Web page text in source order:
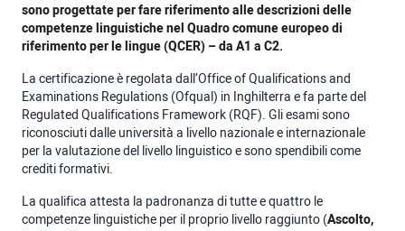
sono progettate per fare riferimento alle descrizioni delle
competenze linguistiche nel Quadro comune europeo di
riferimento per le lingue (QCER) – da A1 a C2.
La certificazione è regolata dall’Office of Qualifications and
Examinations Regulations (Ofqual) in Inghilterra e fa parte del
Regulated Qualifications Framework (RQF). Gli esami sono
riconosciuti dalle università a livello nazionale e internazionale
per la valutazione del livello linguistico e sono spendibili come
crediti formativi.
La qualifica attesta la padronanza di tutte e quattro le
competenze linguistiche per il proprio livello raggiunto (Ascolto,